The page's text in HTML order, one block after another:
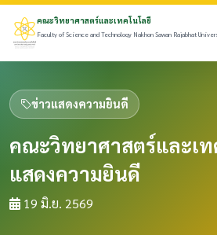
คณะวิทยาศาสตร์และเทคโนโลยี
Faculty of Science and Technology Nakhon Sawan Rajabhat
ข่าวแสดงความยินดี
คณะวิทยาศาสตร์และเท
แสดงความยินดี
19 มิ.ย. 2569